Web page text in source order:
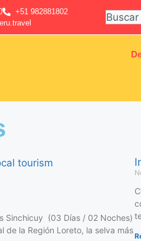
+51 982881802
Sinchicuy (03 Días / 02 Noches)
de la Región Loreto, la selva más